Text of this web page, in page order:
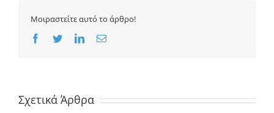
Μοιραστείτε αυτό το άρθρο!
Facebook
TwitterLinkedInEmail
Σχετικά Άρθρα